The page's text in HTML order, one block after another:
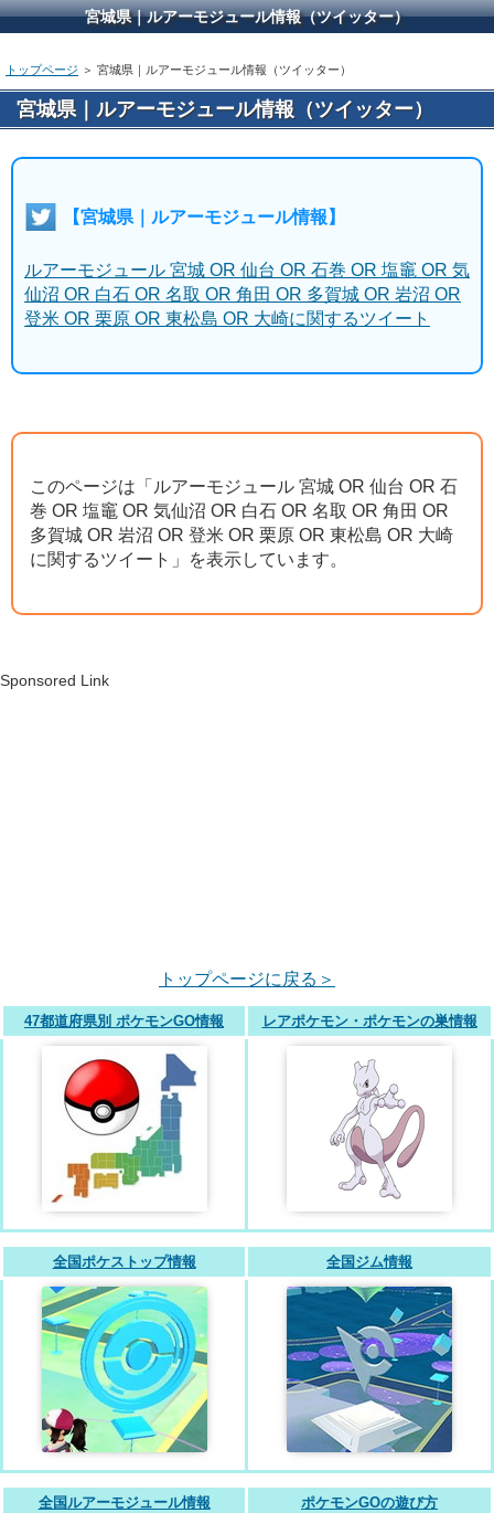
宮城県｜ルアーモジュール情報（ツイッター）
トップページ ＞ 宮城県｜ルアーモジュール情報（ツイッター）
宮城県｜ルアーモジュール情報（ツイッター）
【宮城県｜ルアーモジュール情報】
ルアーモジュール 宮城 OR 仙台 OR 石巻 OR 塩竈 OR 気
仙沼 OR 白石 OR 名取 OR 角田 OR 多賀城 OR 岩沼 OR
登米 OR 栗原 OR 東松島 OR 大崎に関するツイート
このページは「ルアーモジュール 宮城 OR 仙台 OR 石
巻 OR 塩竈 OR 気仙沼 OR 白石 OR 名取 OR 角田 OR
多賀城 OR 岩沼 OR 登米 OR 栗原 OR 東松島 OR 大崎
に関するツイート」を表示しています。
Sponsored Link
トップページに戻る＞
47都道府県別 ポケモンGO情報 レアポケモン・ポケモンの巣情報
全国ポケストップ情報 全国ジム情報
全国ルアーモジュール情報 ポケモンGOの遊び方